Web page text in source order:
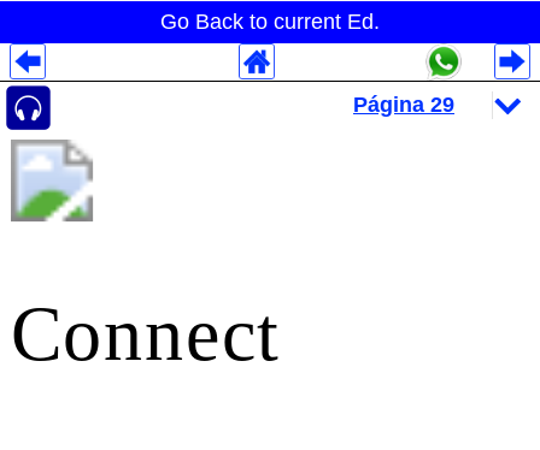
Go Back to current Ed.
Connect
Despliegues Analytics
Despliegues Totales
Despliegues por Rubros